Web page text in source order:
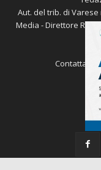
Aut. del trib. di Varese
Media - Direttore
Contattaci: